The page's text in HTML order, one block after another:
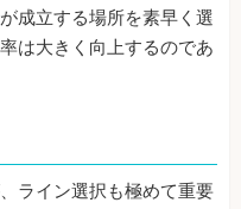
成立する場所を素早く選
は大きく向上するのであ
ライン選択も極めて重要